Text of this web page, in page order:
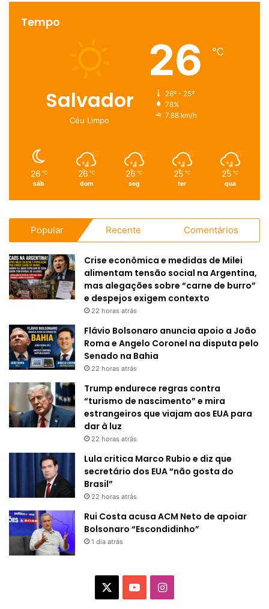
Tempo
Salvador
Céu Limpo
26 ℃
26º - 25º
78%
7.88 km/h
26 ℃
sáb
26 ℃
dom
26 ℃
seg
25 ℃
ter
25 ℃
qua
Popular Recente Comentários
Crise econômica e medidas de Milei
alimentam tensão social na Argentina,
mas alegações sobre “carne de burro”
e despejos exigem contexto
22 horas atrás
Flávio Bolsonaro anuncia apoio a João
Roma e Angelo Coronel na disputa pelo
Senado na Bahia
22 horas atrás
Trump endurece regras contra
“turismo de nascimento” e mira
estrangeiros que viajam aos EUA para
dar à luz
22 horas atrás
Lula critica Marco Rubio e diz que
secretário dos EUA “não gosta do
Brasil”
22 horas atrás
Rui Costa acusa ACM Neto de apoiar
Bolsonaro “Escondidinho”
1 dia atrás
I